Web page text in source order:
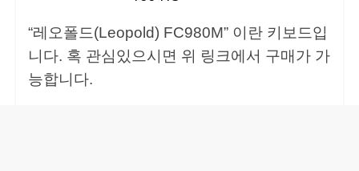
“레오폴드(Leopold) FC980M” 이란 키보드입
니다. 혹 관심있으시면 위 링크에서 구매가 가
능합니다.